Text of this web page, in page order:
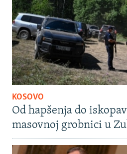
KOSOVO
Od hapšenja do
masovnoj grobnici u